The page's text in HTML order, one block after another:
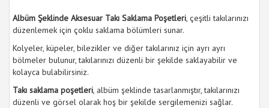
Albüm Şeklinde Aksesuar Takı Saklama Poşetleri , çeşitli takılarınızı
düzenlemek için çoklu saklama bölümleri sunar.
Kolyeler, küpeler, bilezikler ve diğer takılarınız için ayrı ayrı
bölmeler bulunur, takılarınızı düzenli bir şekilde saklayabilir ve
kolayca bulabilirsiniz.
Takı saklama poşetleri , albüm şeklinde tasarlanmıştır, takılarınızı
düzenli ve görsel olarak hoş bir şekilde sergilemenizi sağlar.